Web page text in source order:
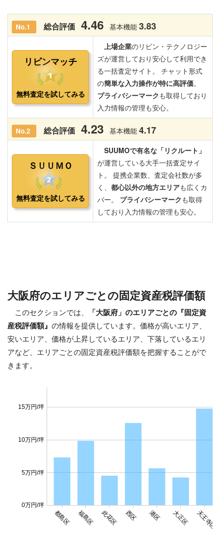
大阪府のエリアごとの固定資産税評価額
このセクションでは、
「大阪府」のエリアごとの『固定資
産税評価額』 の情報を提供しています。価格が高いエリア、
安いエリア、価格が上昇しているエリア、下落しているエリ
アなど、エリアごとの固定資産税評価額を把握することがで
きます。
都島区 福島区 此花区 西区 港区 大正区 天王寺区
0万円/坪
5万円/坪
10万円/坪
15万円/坪